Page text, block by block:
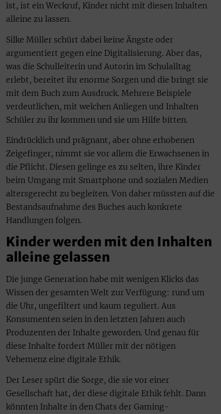
ist, ist ein Weckruf, Kinder nicht mit diesen Inhalten
alleine zu lassen.
Silke Müller schürt dabei keine Ängste oder
argumentiert gegen eine Digitalisierung. Aber das,
was die Schulleiterin und Autorin im Schulalltag
erlebt, bereitet ihr enorme Sorgen und die bringt sie
mit dem Buch zum Ausdruck. Mehrere Beispiele
verdeutlichen, mit welchen Anliegen und Inhalten
Schüler zu ihr kommen und sie um Hilfe bitten.
Eindrücklich und prägnant, aber ohne erhobenen
Zeigefinger, nimmt sie vor allem die Erwachsenen in
die Pflicht. Diesen gelinge es zu selten, ihre Kinder
beim Umgang mit Smartphone und sozialen Medien
altersgerecht zu begleiten. Von daher müssten auf die
Bestandsaufnahme des Buches auch konkrete
Handlungen folgen.
Kinder werden mit den Inhalten
alleine gelassen
Die junge Generation habe mit wenigen Klicks das
Wissen der gesamten Welt zur Verfügung: rund um
die Uhr, ungefiltert und kaum reguliert. Aus
Konsumenten seien in den letzten Jahren auch
Produzenten der Inhalte geworden. Und genau für
diese Inhalte fordert Müller mit der nötigen
Vehemenz eine digitale Ethik.
Der Leser spürt die Sorge, die sie vor einer
Gesellschaft hat, der diese digitale Ethik fehlt. Dann
könnten Inhalte in den Chats der Gaming-